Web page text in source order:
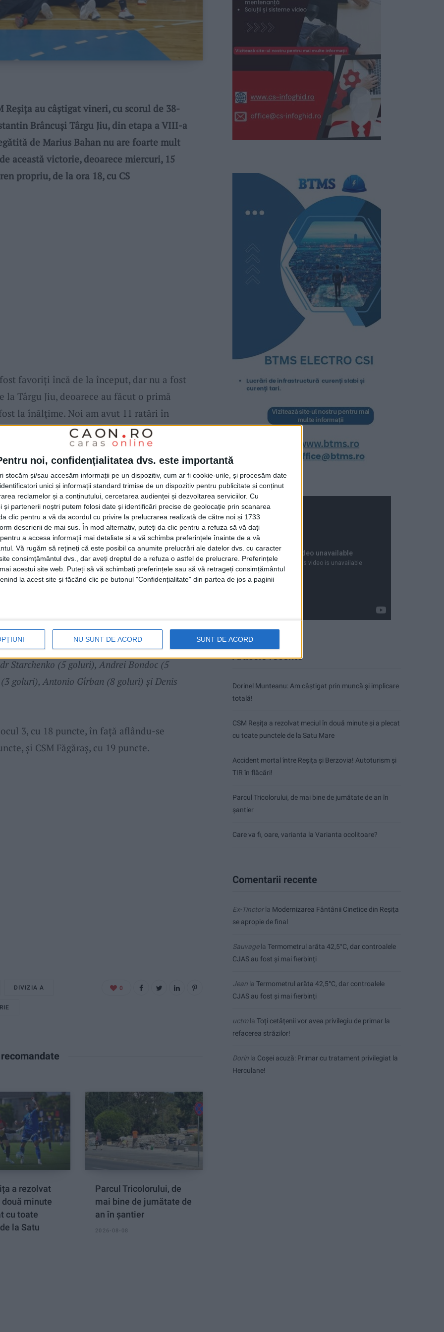
noi, confidențialitatea dvs. este importantă
stocăm și/sau accesăm informații pe un dispozitiv, cum ar fi cookie-urile, și procesăm date
unici și informații standard trimise de un dispozitiv pentru publicitate și conținut
reclamelor și a conținutului, cercetarea audienței și dezvoltarea serviciilor. Cu
și partenerii noștri putem folosi date și identificări precise de geolocație prin scanarea
clic pentru a vă da acordul cu privire la prelucrarea realizată de către noi și 1733
descrierii de mai sus. În mod alternativ, puteți da clic pentru a refuza să vă dați
a accesa informații mai detaliate și a vă schimba preferințele înainte de a vă
Vă rugăm să rețineți că este posibil ca anumite prelucrări ale datelor dvs. cu caracter
consimțământul dvs., dar aveți dreptul de a refuza o astfel de prelucrare. Preferințele
acestui site web. Puteți să vă schimbați preferințele sau să vă retrageți consimțământul
la acest site și făcând clic pe butonul "Confidențialitate" din partea de jos a paginii
NU SUNT DE ACORD SUNT DE ACORD
Reșița au câștigat vineri, cu scorul de 38-
Brâncuși Târgu Jiu, din etapa a VIII-a
de Marius Bahan nu are foarte mult
această victorie, deoarece miercuri, 15
propriu, de la ora 18, cu CS
favoriți încă de la început, dar nu a fost
Târgu Jiu, deoarece au făcut o primă
la înălțime. Noi am avut 11 ratări în
advers și trebuie să rezolvăm neapărat
aspect ține doar de partea de
băieții despre acest lucru. Cu o echipă mai
greu să ne concentrăm și să fim 100%.
cu două goluri, după care meciul a fost
final spune acest lucru. Îmi felicit colegii,
care au venit până la Târgu Jiu.
cu Craiova, mai greu decât cel de la
bine. Îmi doresc foarte mult să câștigăm
Promitem să ne răsplătim suporterii
a spus
Tănasă, Bogdan Tomescu, Gabriel
(2 goluri), Snezan Radosavlevici,
Starchenko (5 goluri), Andrei Bondoc (5
goluri), Antonio Gîrban (8 goluri) și Denis
3, cu 18 puncte, în față aflându-se
și CSM Făgăraș, cu 19 puncte.
DIVIZIA A 0
a rezolvat
minute
cu toate
la Satu
Parcul Tricolorului, de
mai bine de jumătate de
an în șantier
2026-08-08
Articole recente
Dorinel Munteanu: Am câștigat prin muncă și implicare
totală!
CSM Reșița a rezolvat meciul în două minute și a plecat
cu toate punctele de la Satu Mare
Accident mortal între Reșița și Berzovia! Autoturism și
TIR în flăcări!
Parcul Tricolorului, de mai bine de jumătate de an în
șantier
Care va fi, oare, varianta la Varianta ocolitoare?
Comentarii recente
Ex-Tinctorla Modernizarea Fântânii Cinetice din Reșița
se apropie de final
Sauvagela Termometrul arăta 42,5°C, dar controalele
CJAS au fost și mai fierbinți
Jean la Termometrul arăta 42,5°C, dar controalele
CJAS au fost și mai fierbinți
uctmla Toți cetățenii vor avea privilegiu de primar la
refacerea străzilor!
Dorin la Coșei acuză: Primar cu tratament privilegiat la
Herculane!